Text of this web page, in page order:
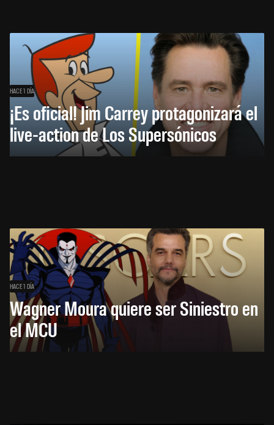
HACE 1 DÍA
¡Es oficial! Jim Carrey protagonizará el
live-action de Los Supersónicos
HACE 1 DÍA
Wagner Moura quiere ser Siniestro en
el MCU